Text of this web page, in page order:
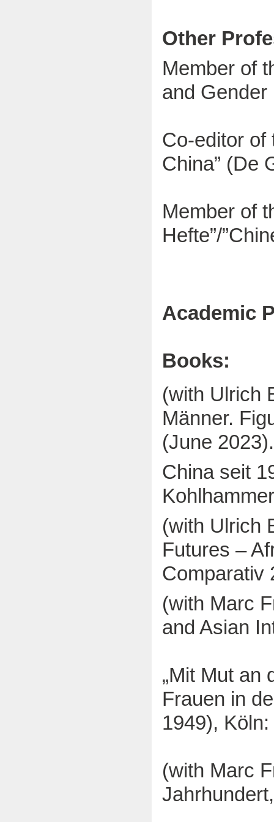
Other
Member of
and Gender
Co-editor of
China” (De
Member of
Hefte”/
Academic
Books:
(with Ulrich
Männer.
(June 2023).
China seit
(with Ulrich
Futures –
Comparativ
(with Marc
and Asian
„Mit Mut an
Frauen in
1949),
(with Marc